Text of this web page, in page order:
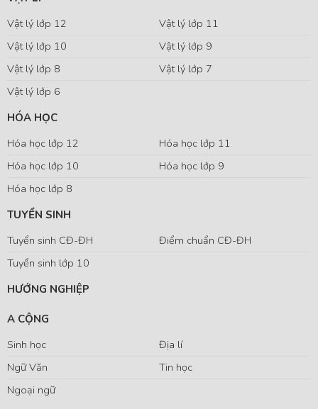
Vật lý lớp 12
Vật lý lớp 11
Vật lý lớp 10
Vật lý lớp 9
Vật lý lớp 8
Vật lý lớp 7
Vật lý lớp 6
HÓA HỌC
Hóa học lớp 12
Hóa học lớp 11
Hóa học lớp 10
Hóa học lớp 9
Hóa học lớp 8
TUYỂN SINH
Tuyển sinh CĐ-ĐH
Điểm chuẩn CĐ-ĐH
Tuyển sinh lớp 10
HƯỚNG NGHIỆP
A CỘNG
Sinh học
Địa lí
Ngữ Văn
Tin học
Ngoại ngữ